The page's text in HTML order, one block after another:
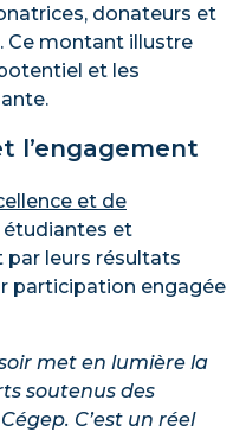
donateurs et
Ce montant illustre
et les
l’engagement
et de
étudiantes et
leurs résultats
participation engagée
met en lumière la
soutenus des
C’est un réel